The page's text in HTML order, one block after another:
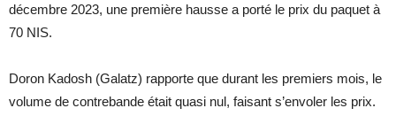
décembre 2023, une première hausse a porté le prix du paquet à
70 NIS.
Doron Kadosh (Galatz) rapporte que durant les premiers mois, le
volume de contrebande était quasi nul, faisant s’envoler les prix.